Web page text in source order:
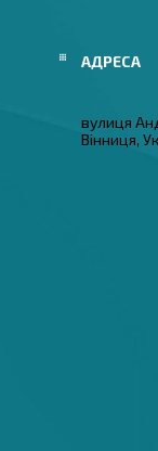
вулиця
Вінниця,